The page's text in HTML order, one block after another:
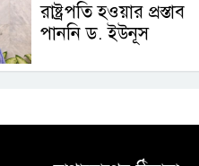
রাষ্ট্রপতি হওয়ার প্রস্তাব
পাননি ড. ইউনূস